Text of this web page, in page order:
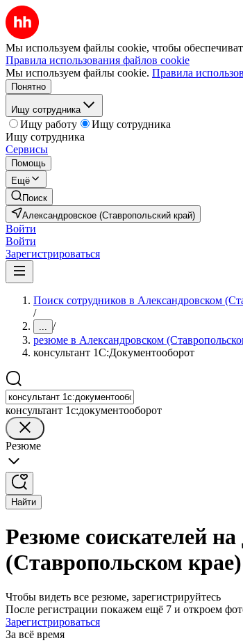
Мы используем файлы cookie, чтобы
Правила использования файлов cookie
Мы используем файлы cookie. Правила
Понятно
Ищу сотрудника
Ищу работу
Ищу сотрудника
Ищу сотрудника
Сервисы
Помощь
Ещё
Поиск
Александровское (Ставропольский край)
Войти
Войти
Зарегистрироваться
Поиск сотрудников в Александровском
/
... /
резюме в Александровском
консультант 1С:Документооборот
консультант 1с:документооборот
Резюме
Найти
Резюме соискателей
(Ставропольском крае)
Чтобы видеть все резюме, зарегистрируйтесь
После регистрации покажем ещё 7 и откроем
Зарегистрироваться
За всё время